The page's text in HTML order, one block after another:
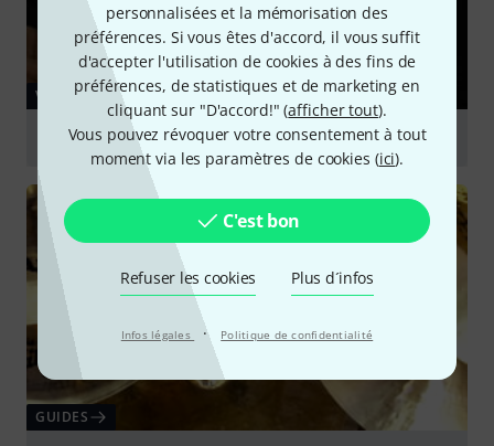
personnalisées et la mémorisation des
préférences. Si vous êtes d'accord, il vous suffit
d'accepter l'utilisation de cookies à des fins de
préférences, de statistiques et de marketing en
cliquant sur "D'accord!" (afficher tout).
Vous pouvez révoquer votre consentement à tout
moment via les paramètres de cookies (ici).
C'est bon
Refuser les cookies Plus d´infos
Infos légales · Politique de confidentialité
VIDÉO
Zultan 19 Heritage Crash
GUIDES